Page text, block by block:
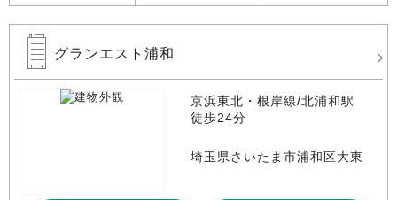
グランエスト浦和
京浜東北・根岸線/北浦和駅
徒歩24分
埼玉県さいたま市浦和区大東